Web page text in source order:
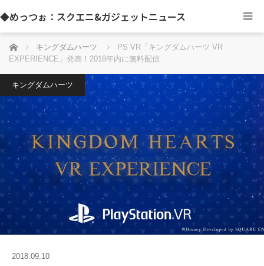
◆めっつぉ：スクエニ&ガジェットニュース
ホーム キングダムハーツ
PS VR「キングダムハーツ VR
EXPERIENCE」発表！2018年内に無料配信
キングダムハーツ
2018.09.10